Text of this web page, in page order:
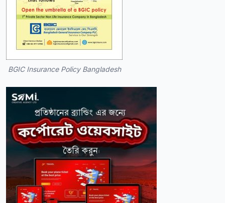
BGIC Insurance Policy Bangladesh